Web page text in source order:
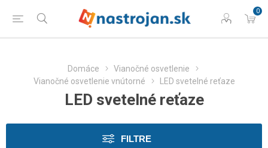
0
Domáce
Vianočné osvetlenie
Vianočné osvetlenie vnútorné
LED svetelné reťaze
LED svetelné reťaze
FILTRE